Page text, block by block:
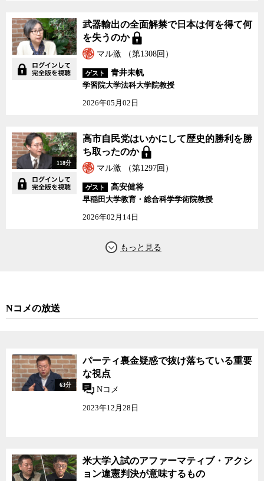
設けることが許されるとする根拠の妥当性について、憲法学者で首
都大学東京准教授の木村草太氏の解説を参照しつつ、ジャーナリス
トの神保哲生と社会学者の宮台真司が議論した。
武器輸出の全面解禁で日本は何を得て何
を失うのか
マル激 （第1308回）
ゲスト
青井未帆
学習院大学法科大学院教授
2026年05月02日
118分
高市自民党はいかにして歴史的勝利を勝
ち取ったのか
マル激 （第1297回）
ゲスト
高安健将
早稲田大学教育・総合科学学術院教授
2026年02月14日
Nコメの放送
63分
パーティ裏金疑惑で抜け落ちている重要
な視点
Nコメ
2023年12月28日
米大学入試のアファーマティブ・アクシ
ョン違憲判決が意味するもの